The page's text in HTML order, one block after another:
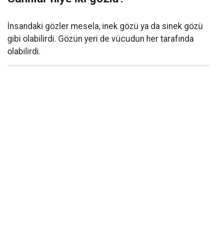
İnsandaki gözler mesela, inek gözü ya da sinek gözü
gibi olabilirdi. Gözün yeri de vücudun her tarafında
olabilirdi.